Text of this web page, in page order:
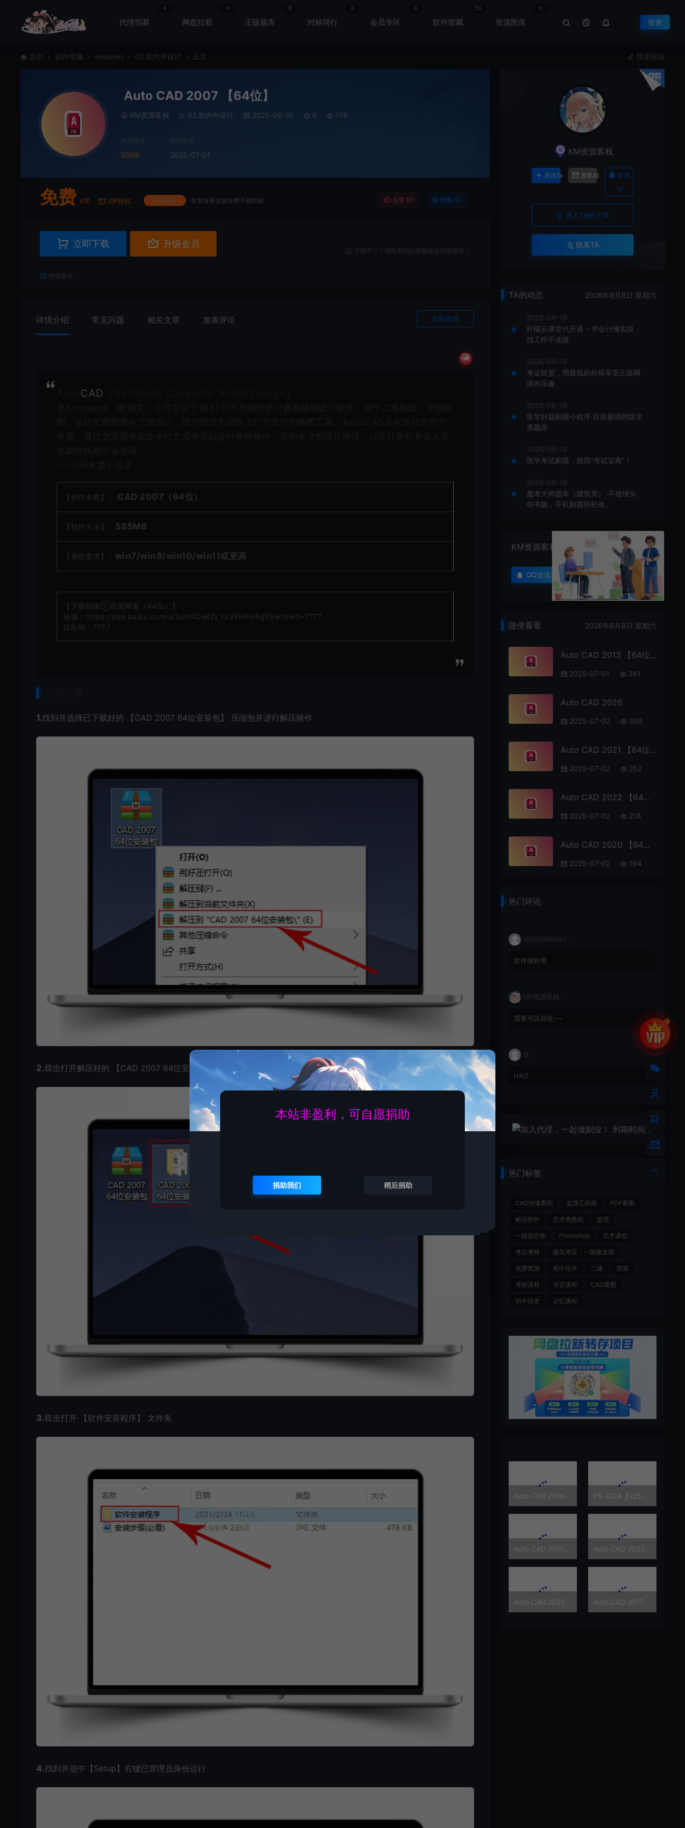
代理招募
4
网盘拉新
9
正版题库
8
对标同行
0
会员专区
0
软件馆藏
53
资源图库
0
登录
首页 软件馆藏 windows 02.室内外设计 正文 我要投稿
Auto CAD 2007 【64位】
KM资源客栈 02.室内外设计 2025-06-30 0 179
资源编号
5009 2025-07-01
免费 K币 VIP折扣 升级VIP 尊享海量资源免费下载特权 点赞 (0) 收藏 (0)
立即下载 升级会员
下载不了？请联系网站客服提交链接错误！
增值服务：
详情介绍 常见问题 相关文章 发表评论 立即咨询
CAD
【软件名称】： CAD 2007（64位）
【软件大小】： 585MB
【系统要求】： win7/win8/win10/win11或更高
【下载链接①百度网盘（64位）】：
链接：https://pan.baidu.com/s/1umSlCe8ZLYZaXHXKi5gYSw?pwd=7777
提取码：7777
1.找到并选择已下载好的 【CAD 2007 64位安装包】 压缩包并进行解压操作
2.双击打开解压好的 【CAD 2007 64位安装包】 安装包文件夹
3.双击打开 【软件安装程序】 文件夹
4.找到并选中【Setup】右键已管理员身份运行
KM资源客栈
关注Ta 发私信
联系
Ta
进入TA的主页
联系TA
TA的动态 2026年8月8日 星期六
2026-06-19
柠檬云课堂代开通 – 学会计懂实操，
找工作不迷路
2026-06-19
考证联盟，用最低的价格享受正版网
课的乐趣。
2026-06-19
医学好题刷题小程序 目前最强的医学
类题库
2026-06-19
医学考试刷题，就用“考试宝典”！
2026-06-19
魔考大师题库（建筑类）-不做埋头
啃书族，手机刷题轻松做。
KM资源客栈
QQ交流群
随便看看 2026年8月8日 星期六
Auto CAD 2013 【64位/32位】
2025-07-01 241
Auto CAD 2026
2025-07-02 368
Auto CAD 2021 【64位】
2025-07-02 252
Auto CAD 2022 【64位】
2025-07-02 218
Auto CAD 2020 【64位】
2025-07-02 194
热门评论
18355468697：
软件很好用
KM资源客栈：
需要可以自提~~
余：
HAO
热门标签
CAD快速看图 监理工程师 PDF看图
解压软件 艺术类教程 监理
一级造价师 Photoshop 艺术课程
考公考研 建筑考证，一级建造师
免费资源 初中化学 二建 资源
考研课程 语言课程 CAD看图
初中历史 记忆课程
Auto CAD 2016【64位/32位】 PS 2024【v25.9】
Auto CAD 2025
本站非盈利，可自愿捐助
捐助我们 稍后捐助